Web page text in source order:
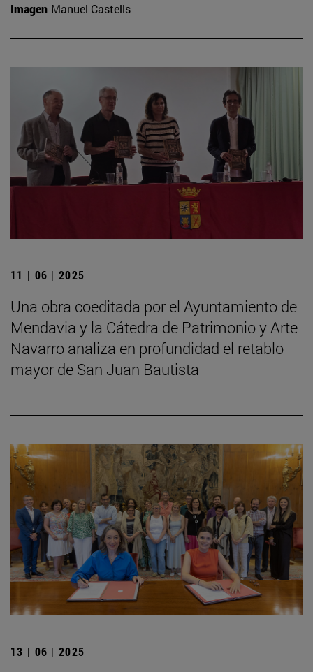
Imagen Manuel Castells
11 | 06 | 2025
Una obra coeditada por el Ayuntamiento de
Mendavia y la Cátedra de Patrimonio y Arte
Navarro analiza en profundidad el retablo
mayor de San Juan Bautista
13 | 06 | 2025